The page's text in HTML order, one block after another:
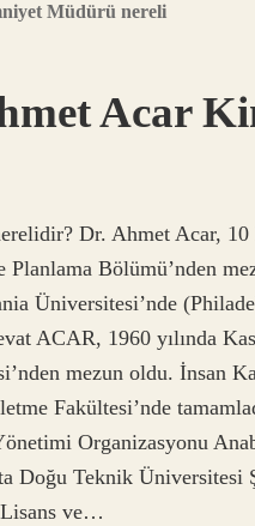
Müdürü nereli
Acar
Dr. Ahmet Acar, 10
Bölümü’nden
Üniversitesi’nde
ACAR, 1960 yılında
mezun oldu. İnsan
Fakültesi’nde
Organizasyonu
Doğu Teknik Üniversitesi
ve…